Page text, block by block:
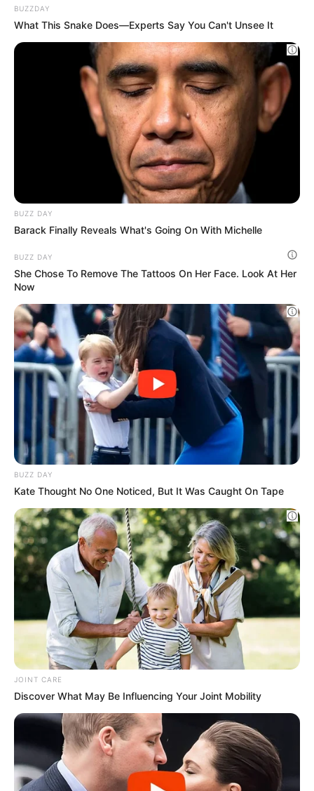
Guatemala Dental
GUATEMALA DENTAL
Ti ricordi di lei? È meglio che ti sieda prima di
vederla oggi
BUZZDAY
Le leccate dei cani non sono amore: ecco
cosa significano davvero
BUZZDAY
Aiuta una leonessa a partorire: poi accade
l’impensabile
BUZZDAY